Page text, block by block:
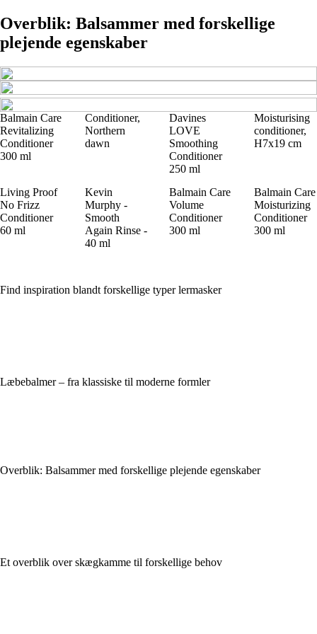
Overblik: Balsammer med forskellige
plejende egenskaber
Balmain Care
Revitalizing
Conditioner
300 ml
Conditioner,
Northern
dawn
Davines
LOVE
Smoothing
Conditioner
250 ml
Moisturising
conditioner,
H7x19 cm
Living Proof
No Frizz
Conditioner
60 ml
Kevin
Murphy -
Smooth
Again Rinse -
40 ml
Balmain Care
Volume
Conditioner
300 ml
Balmain Care
Moisturizing
Conditioner
300 ml
Find inspiration blandt forskellige typer lermasker
Læbebalmer – fra klassiske til moderne formler
Overblik: Balsammer med forskellige plejende egenskaber
Et overblik over skægkamme til forskellige behov